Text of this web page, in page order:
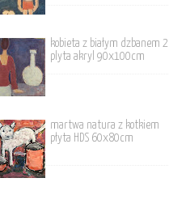
kobieta z białym dzbanem 2
plyta akryl 90x100cm
martwa natura z kotkiem
płyta HDS 60x80cm